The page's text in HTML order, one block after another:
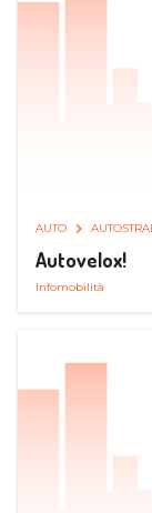
AUTO
Autovelox!
Infomobilità